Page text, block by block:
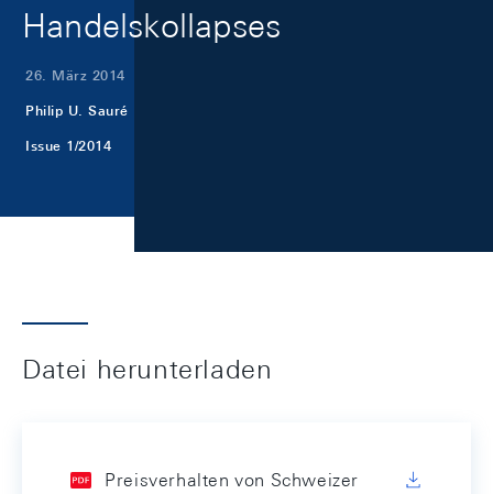
Handelskollapses
26. März 2014
Philip U. Sauré
Issue 1/2014
Datei herunterladen
Preisverhalten von Schweizer